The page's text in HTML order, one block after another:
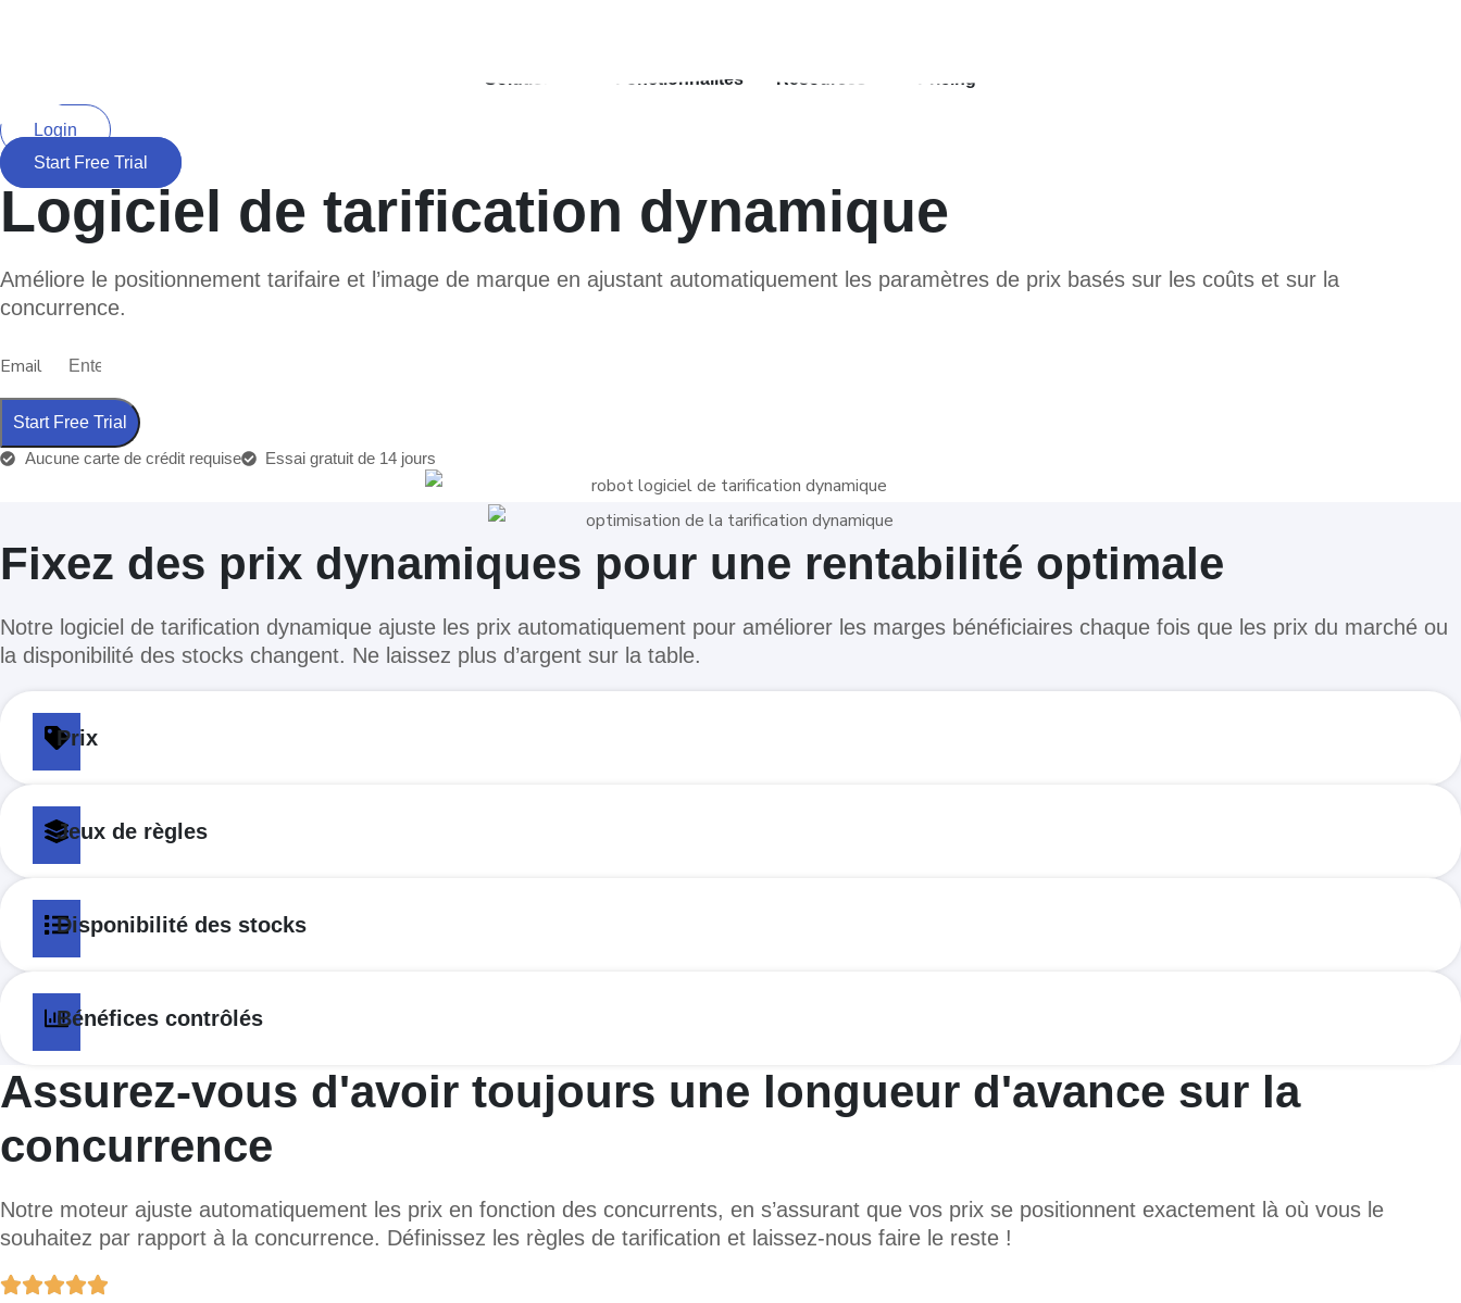
Solutions Fonctionnalités Resources Pricing
Login
Start Free Trial
Logiciel de tarification dynamique
Améliore le positionnement tarifaire et l’image de marque en ajustant automatiquement les paramètres de prix basés sur les coûts et sur la
concurrence.
Email
Start Free Trial
Aucune carte de crédit requise
Essai gratuit de 14 jours
Fixez des prix dynamiques pour une rentabilité optimale
Notre logiciel de tarification dynamique ajuste les prix automatiquement pour améliorer les marges bénéficiaires chaque fois que les prix du marché ou
la disponibilité des stocks changent. Ne laissez plus d’argent sur la table.
Prix
Jeux de règles
Disponibilité des stocks
Bénéfices contrôlés
Assurez-vous d'avoir toujours une longueur d'avance sur la
concurrence
Notre moteur ajuste automatiquement les prix en fonction des concurrents, en s’assurant que vos prix se positionnent exactement là où vous le
souhaitez par rapport à la concurrence. Définissez les règles de tarification et laissez-nous faire le reste !